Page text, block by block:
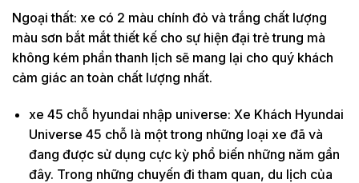
Ngoại thất: xe có 2 màu chính đỏ và trắng chất lượng
màu sơn bắt mắt thiết kế cho sự hiện đại trẻ trung mà
không kém phần thanh lịch sẽ mang lại cho quý khách
cảm giác an toàn chất lượng nhất.
xe 45 chỗ hyundai nhập universe: Xe Khách Hyundai
Universe 45 chỗ là một trong những loại xe đã và
đang được sử dụng cực kỳ phổ biến những năm gần
đây. Trong những chuyến đi tham quan, du lịch của